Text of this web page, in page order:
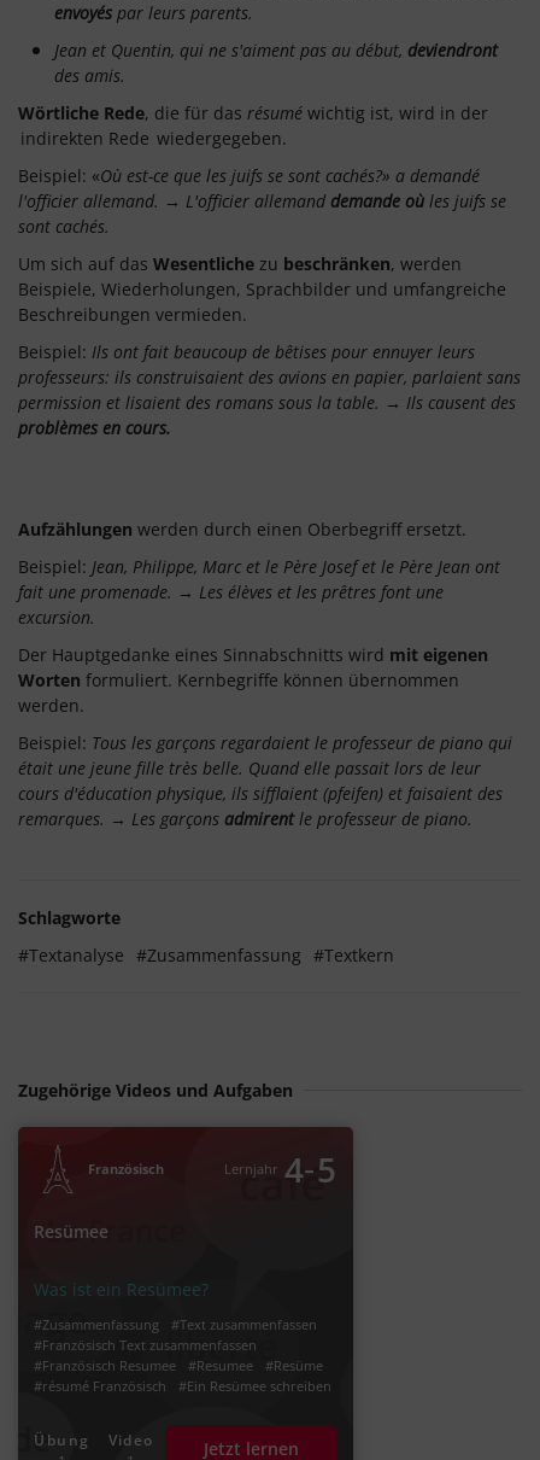
envoyés par leurs parents.
Jean et Quentin, qui ne s'aiment pas au début, deviendront
des amis.
Wörtliche Rede, die für das résumé wichtig ist, wird in der
indirekten Rede wiedergegeben.
Beispiel: «Où est-ce que les juifs se sont cachés?» a demandé
l'officier allemand. → L'officier allemand demande où les juifs se
sont cachés.
Um sich auf das Wesentliche zu beschränken, werden
Beispiele, Wiederholungen, Sprachbilder und umfangreiche
Beschreibungen vermieden.
Beispiel: Ils ont fait beaucoup de bêtises pour ennuyer leurs
professeurs: ils construisaient des avions en papier, parlaient sans
permission et lisaient des romans sous la table. → Ils causent des
problèmes en cours.
Aufzählungen werden durch einen Oberbegriff ersetzt.
Beispiel: Jean, Philippe, Marc et le Père Josef et le Père Jean ont
fait une promenade. → Les élèves et les prêtres font une
excursion.
Der Hauptgedanke eines Sinnabschnitts wird mit eigenen
Worten formuliert. Kernbegriffe können übernommen
werden.
Beispiel: Tous les garçons regardaient le professeur de piano qui
était une jeune fille très belle. Quand elle passait lors de leur
cours d'éducation physique, ils sifflaient (pfeifen) et faisaient des
remarques. → Les garçons admirentle professeur de piano.
Schlagworte
#Textanalyse #Zusammenfassung #Textkern
Zugehörige Videos und Aufgaben
Französisch Lernjahr 4‐5
Resümee
Was ist ein Resümee?
#Zusammenfassung
#Text zusammenfassen
#Französisch Text zusammenfassen
#Französisch Resumee
#Resumee
#Resüme
#résumé Französisch
#Ein Resümee schreiben
Übung
Video
Jetzt lernen